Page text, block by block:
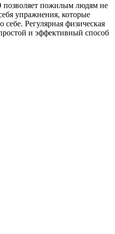
позволяет пожилым людям не
упражнения, которые
Регулярная физическая
и эффективный способ